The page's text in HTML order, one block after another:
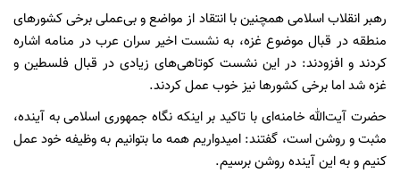
رهبر انقلاب اسلامی همچنین با انتقاد از مواضع و بی‌عملی برخی کشورهای
منطقه در قبال موضوع غزه، به نشست اخیر سران عرب در منامه اشاره
کردند و افزودند: در این نشست کوتاهی‌های زیادی در قبال فلسطین و
غزه شد اما برخی کشورها نیز خوب عمل کردند.
حضرت آیت‌الله خامنه‌ای با تاکید بر اینکه نگاه جمهوری اسلامی به آینده،
مثبت و روشن است، گفتند: امیدواریم همه ما بتوانیم به وظیفه خود عمل
کنیم و به این آینده روشن برسیم.